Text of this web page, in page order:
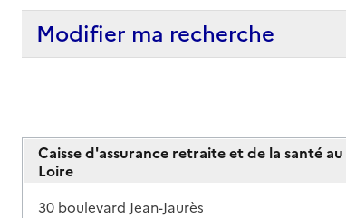
Modifier ma recherche
Caisse d'assurance retraite et de la santé
Loire
Adresse
30 boulevard Jean-Jaurès